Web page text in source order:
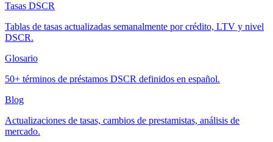
Tasas DSCR
Tablas de tasas actualizadas semanalmente por crédito, LTV y nivel
DSCR.
Glosario
50+ términos de préstamos DSCR definidos en español.
Blog
Actualizaciones de tasas, cambios de prestamistas, análisis de
mercado.